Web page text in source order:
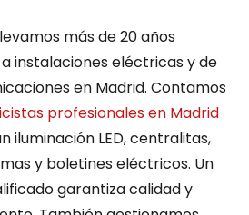
más de 20 años
instalaciones eléctricas y de
en Madrid. Contamos
profesionales en Madrid
iluminación LED, centralitas,
y boletines eléctricos. Un
garantiza calidad y